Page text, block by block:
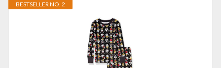
BESTSELLER NO. 2